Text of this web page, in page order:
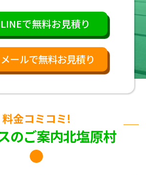
LINEで無料お見積り
メールで無料お見積り
料金コミコミ!
のご案内北塩原村